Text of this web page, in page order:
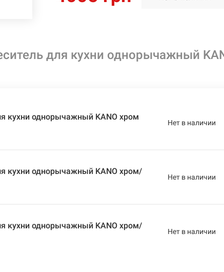
для кухни однорычажный
кухни однорычажный KANO хром
Нет в наличии
кухни однорычажный KANO хром/
Нет в наличии
кухни однорычажный KANO хром/
Нет в наличии